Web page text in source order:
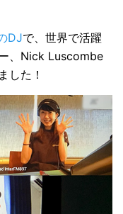
DJで、世界で活躍
、Nick Luscombe
した！